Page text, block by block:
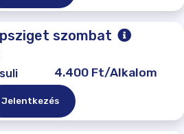
szombat
4.400 Ft/Alkalom
Jelentkezés